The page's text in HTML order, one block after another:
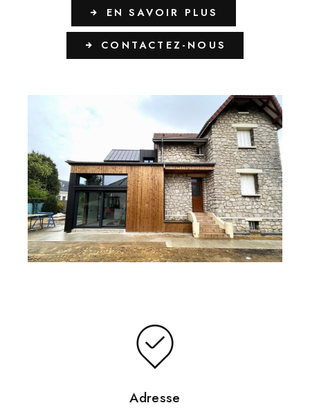
EN SAVOIR PLUS
CONTACTEZ-NOUS
Adresse